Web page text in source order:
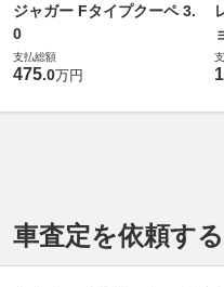
ジャガー Fタイプクーペ 3.
0
支払総額
475.0万円
車査定を依頼する